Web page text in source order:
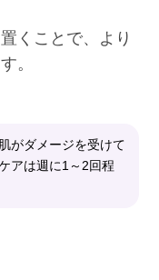
くことで、より
。
がダメージを受けて
アは週に1～2回程